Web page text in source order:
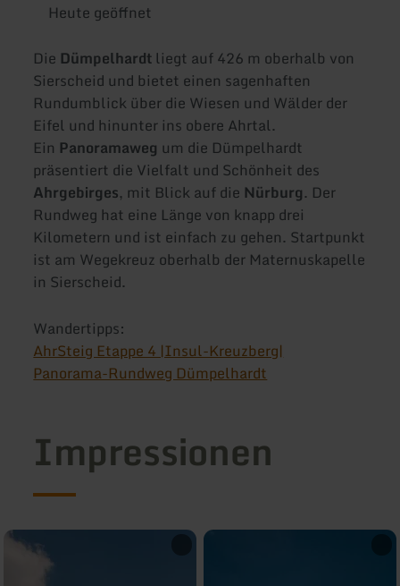
Heute geöffnet
Die Dümpelhardt liegt auf 426 m oberhalb von
Sierscheid und bietet einen sagenhaften
Rundumblick über die Wiesen und Wälder der
Eifel und hinunter ins obere Ahrtal.
Ein Panoramaweg um die Dümpelhardt
präsentiert die Vielfalt und Schönheit des
Ahrgebirges, mit Blick auf die Nürburg. Der
Rundweg hat eine Länge von knapp drei
Kilometern und ist einfach zu gehen. Startpunkt
ist am Wegekreuz oberhalb der Maternuskapelle
in Sierscheid.
Wandertipps:
AhrSteig Etappe 4 |Insul-Kreuzberg|
Panorama-Rundweg Dümpelhardt
Impressionen